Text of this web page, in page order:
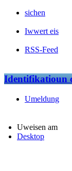
sichen
Iwwert eis
RSS-Feed
Identifikatioun
Umeldung
Uweisen am
Desktop